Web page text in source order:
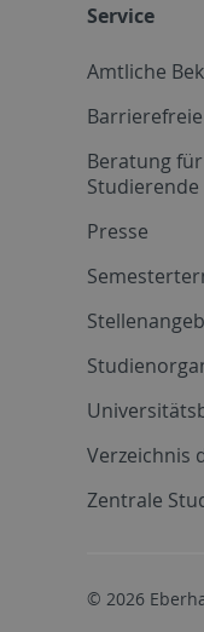
Service
Amtliche
Beratung
Studierende
Presse
Verzeichnis
Zentrale
© 2026